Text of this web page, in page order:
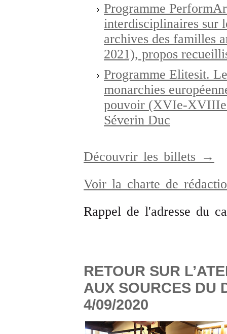
Programme
interdisciplinaires sur
archives des familles
2021), propos
Programme Elitesit.
monarchies
pouvoir (XVIe-XVIIIe
Séverin Duc
Découvrir les billets →
Voir la charte de
Rappel de l'adresse du
RETOUR SUR
AUX SOURCES DU
4/09/2020